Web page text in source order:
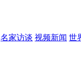
名家访谈 视频新闻 世